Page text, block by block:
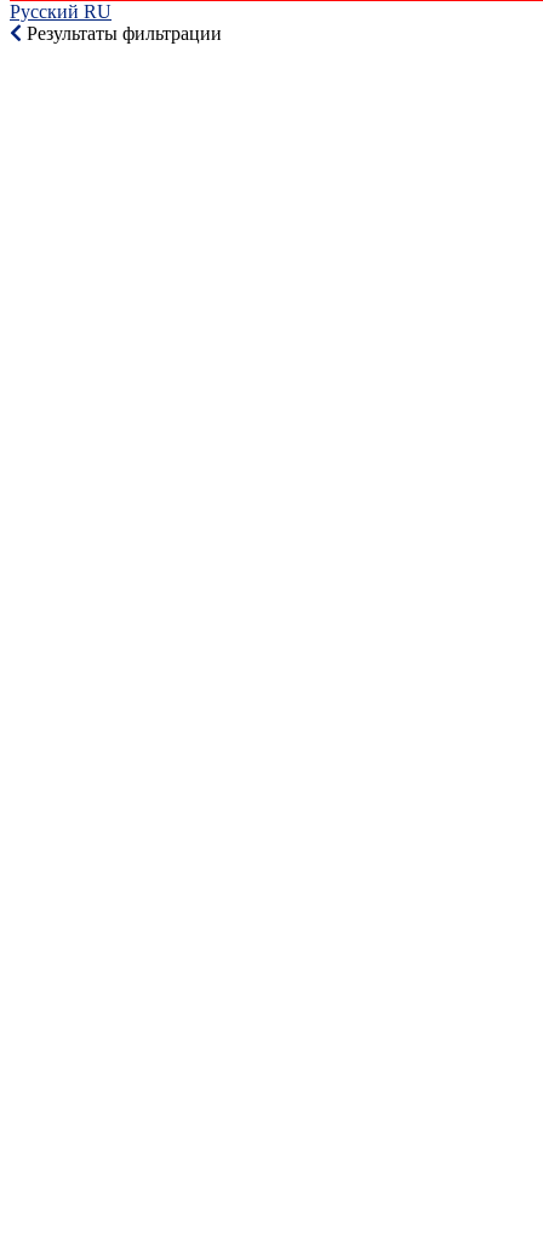
Русский RU‎
Результаты фильтрации